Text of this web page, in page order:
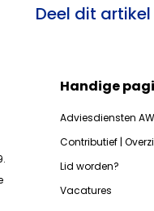
Deel dit
Handige
Adviesdiensten
Contributief |
Lid worden?
Vacatures